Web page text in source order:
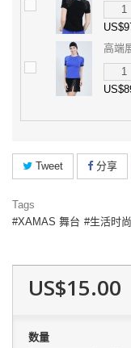
高端
Tweet 分享
Tags
XAMAS 舞台
生活时尚
US$15.00
数量